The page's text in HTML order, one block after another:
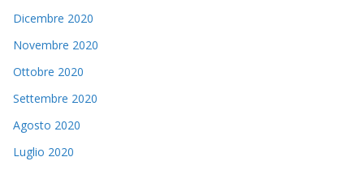
Dicembre 2020
Novembre 2020
Ottobre 2020
Settembre 2020
Agosto 2020
Luglio 2020